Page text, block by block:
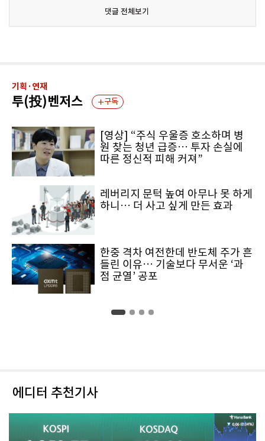
댓글 전체보기
기획·연재
투(投)벤저스 구독
[영상] “주식 우울증 호소하며 병
원 찾는 청년 급증… 투자 손실에
따른 정신적 피해 커져”
레버리지 문턱 높여 아무나 못 하게
하니… 더 사고 싶게 만든 효과
한중 격차 여전한데 반도체 주가 흔
들린 이유… 기술보다 무서운 ‘과
점 균열’ 공포
에디터 추천기사